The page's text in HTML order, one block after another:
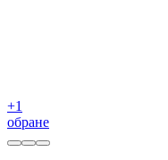
+1
обране